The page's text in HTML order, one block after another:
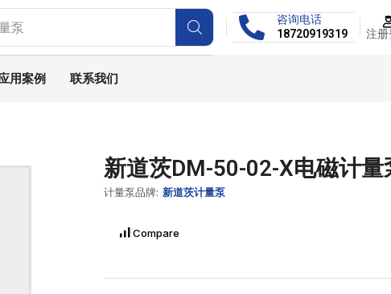
泵
咨询电话
18720919319
注
用案例 联系我们
新道茨DM-50-02-X电磁计量
计量泵品牌: 新道茨计量泵
Compare